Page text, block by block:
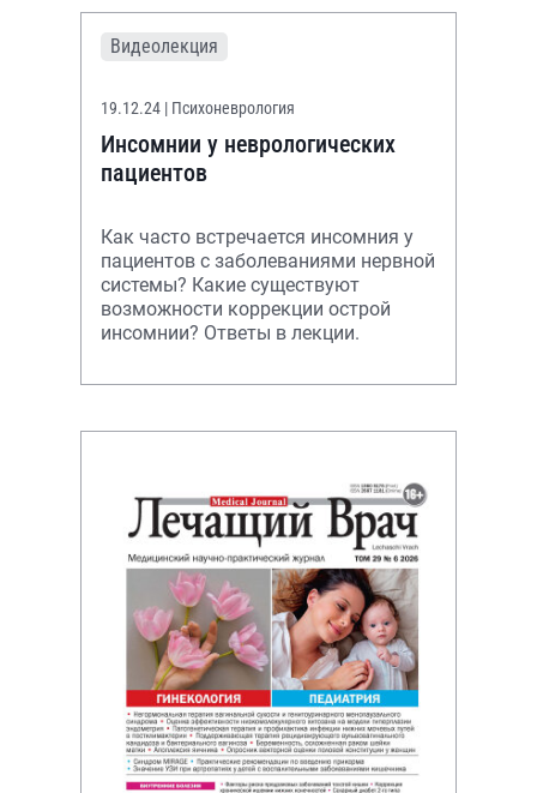
Видеолекция
19.12.24 | Психоневрология
Инсомнии у неврологических
пациентов
Как часто встречается инсомния у
пациентов с заболеваниями нервной
системы? Какие существуют
возможности коррекции острой
инсомнии? Ответы в лекции.